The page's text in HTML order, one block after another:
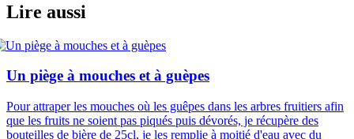
Lire aussi
Un piège à mouches et à guèpes
Pour attraper les mouches où les guêpes dans les arbres fruitiers afin
que les fruits ne soient pas piqués puis dévorés, je récupère des
bouteilles de bière de 25cl, je les remplie à moitié d'eau avec du